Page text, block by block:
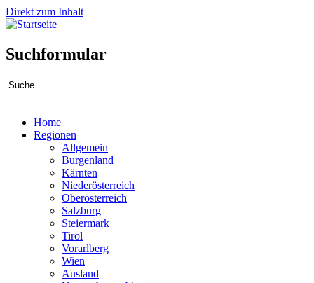
Direkt zum Inhalt
Suchformular
Home
Regionen
Allgemein
Burgenland
Kärnten
Niederösterreich
Oberösterreich
Salzburg
Steiermark
Tirol
Vorarlberg
Wien
Ausland